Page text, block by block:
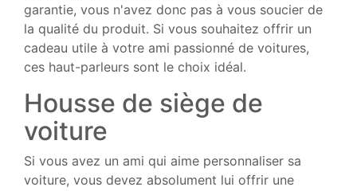
garantie, vous n'avez donc pas à vous soucier de
la qualité du produit. Si vous souhaitez offrir un
cadeau utile à votre ami passionné de voitures,
ces haut-parleurs sont le choix idéal.
Housse de siège de
voiture
Si vous avez un ami qui aime personnaliser sa
voiture, vous devez absolument lui offrir une